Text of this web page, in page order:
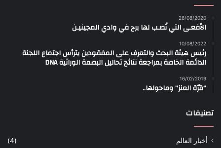
26/08/2020
الأفعـى التي نُصـب لها برج في وادي المجينيـن
10/08/2022
رئيس هيئة البحث والتعرف على المفقودين يترأس اجتماع اللجنة
الدائمة الخاصة بمراجعة نتائج تحاليل البصمة الوراثية DNA
16/02/2019
“قرّة العنز” وماحولها..
تصنيفات
أخبار العالم
(4)